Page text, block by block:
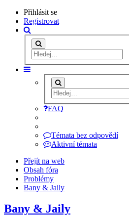
Přihlásit se
Registrovat
FAQ
Témata bez odpovědí
Aktivní témata
Přejít na web
Obsah fóra
Problémy
Bany & Jaily
Bany & Jaily